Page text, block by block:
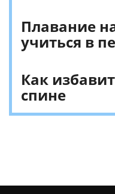
Плавание
учиться в
Как
спине